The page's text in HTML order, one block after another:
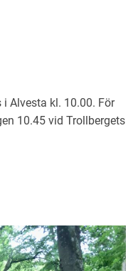
Alvesta kl. 10.00. För
10.45 vid Trollbergets